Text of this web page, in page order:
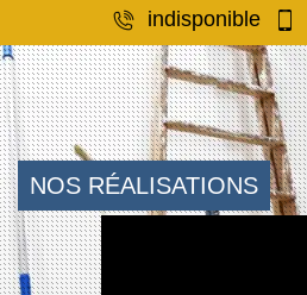
indisponible
NOS RÉALISATIONS